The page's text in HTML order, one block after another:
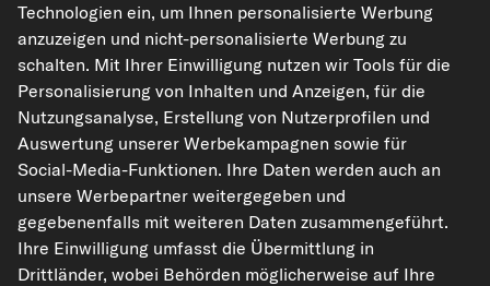
Mehr von kfzteile24
Hilfe & Support
Rechtliches
Akzeptierte Zahlungsarten
Technologien ein, um Ihnen personalisierte Werbung
anzuzeigen und nicht-personalisierte Werbung zu
schalten. Mit Ihrer Einwilligung nutzen wir Tools für die
Personalisierung von Inhalten und Anzeigen, für die
Nutzungsanalyse, Erstellung von Nutzerprofilen und
Auswertung unserer Werbekampagnen sowie für
Social-Media-Funktionen. Ihre Daten werden auch an
unsere Werbepartner weitergegeben und
gegebenenfalls mit weiteren Daten zusammengeführt.
Ihre Einwilligung umfasst die Übermittlung in
Drittländer, wobei Behörden möglicherweise auf Ihre